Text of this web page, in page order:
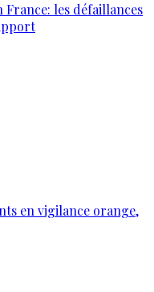
France: les défaillances
en vigilance orange,